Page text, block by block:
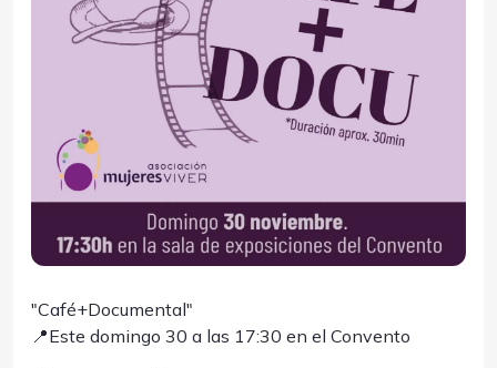
"Café+Documental"
📍Este domingo 30 a las 17:30 en el Convento